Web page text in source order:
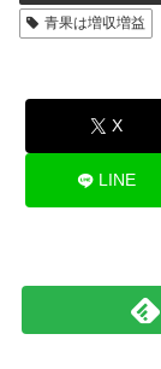
青果は増収増益
X
LINE